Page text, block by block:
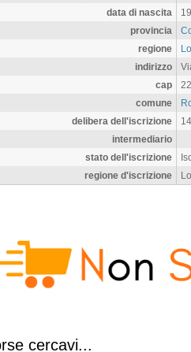
data di nascita
provincia
regione
indirizzo
cap
comune
delibera dell'iscrizione
intermediario
stato dell'iscrizione
regione d'iscrizione
cercavi...